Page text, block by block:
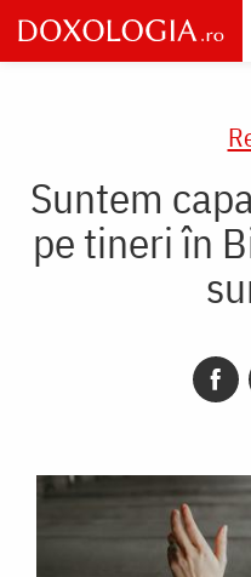
Skip
to
main
Suntem
pe tineri în